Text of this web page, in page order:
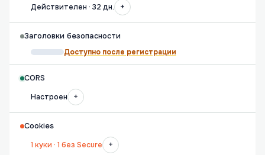
Действителен · 32 дн.
+
Заголовки безопасности
Доступно после регистрации
CORS
Настроен
+
Cookies
1 куки · 1 без Secure
+